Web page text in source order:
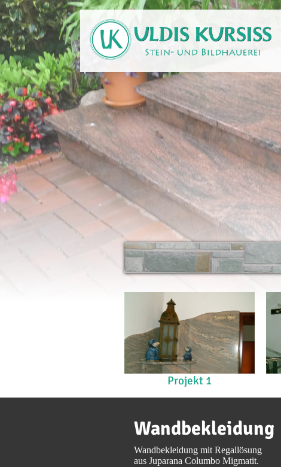
Projekt 1
Wandbekleidung
Wandbekleidung mit Regallösung
aus Juparana Columbo Migmatit.